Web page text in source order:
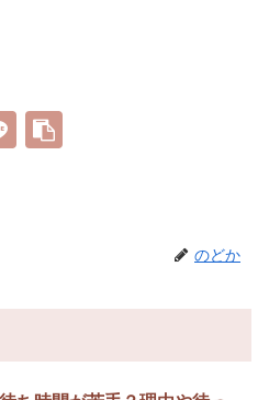
のどか